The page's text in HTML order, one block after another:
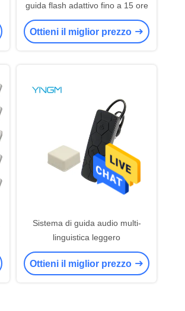
guida flash adattivo fino a 15 ore
Ottieni il miglior prezzo
Sistema di guida audio multi-
linguistica leggero
Ottieni il miglior prezzo